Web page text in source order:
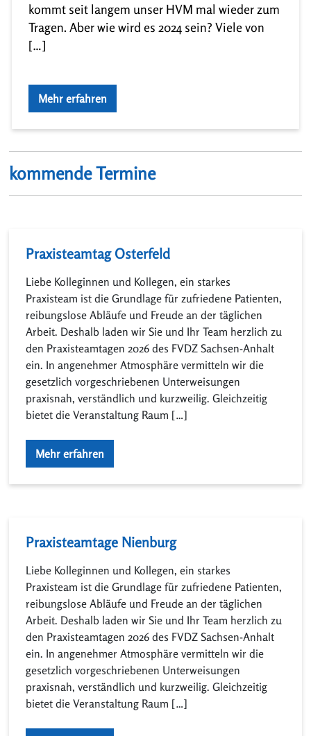
kommt seit langem unser HVM mal wieder zum
Tragen. Aber wie wird es 2024 sein? Viele von
[…]
Mehr erfahren
kommende Termine
Praxisteamtag Osterfeld
Liebe Kolleginnen und Kollegen, ein starkes
Praxisteam ist die Grundlage für zufriedene Patienten,
reibungslose Abläufe und Freude an der täglichen
Arbeit. Deshalb laden wir Sie und Ihr Team herzlich zu
den Praxisteamtagen 2026 des FVDZ Sachsen-Anhalt
ein. In angenehmer Atmosphäre vermitteln wir die
gesetzlich vorgeschriebenen Unterweisungen
praxisnah, verständlich und kurzweilig. Gleichzeitig
bietet die Veranstaltung Raum […]
Mehr erfahren
Praxisteamtage Nienburg
Liebe Kolleginnen und Kollegen, ein starkes
Praxisteam ist die Grundlage für zufriedene Patienten,
reibungslose Abläufe und Freude an der täglichen
Arbeit. Deshalb laden wir Sie und Ihr Team herzlich zu
den Praxisteamtagen 2026 des FVDZ Sachsen-Anhalt
ein. In angenehmer Atmosphäre vermitteln wir die
gesetzlich vorgeschriebenen Unterweisungen
praxisnah, verständlich und kurzweilig. Gleichzeitig
bietet die Veranstaltung Raum […]